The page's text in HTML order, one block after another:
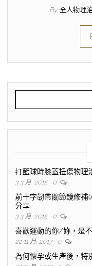
By 全人物理
打籃球時膝蓋扭傷物理
3 3 月, 2015 0
前十字韌帶關節鏡修補
分享
3 3 月, 2015 0
喜歡運動的你/妳，是
22 11 月, 2017 0
為何懷孕或生產後，特